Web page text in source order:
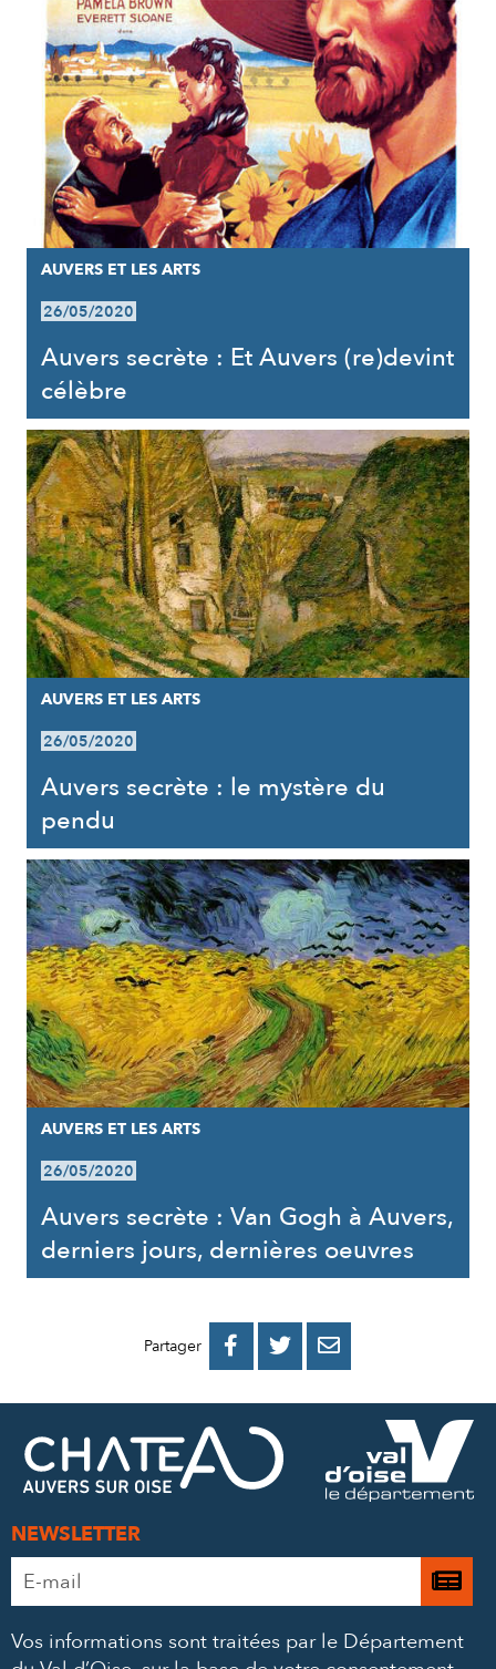
AUVERS ET LES ARTS
26/05/2020
Auvers secrète : Et Auvers (re)devint
célèbre
AUVERS ET LES ARTS
26/05/2020
Auvers secrète : le mystère du
pendu
AUVERS ET LES ARTS
26/05/2020
Auvers secrète : Van Gogh à Auvers,
derniers jours, dernières oeuvres
Partager 
PARTAGER
FACEBOOK
PARTAGER
PARTAGER
MAIL
NEWSLETTER
Adresse
e-
*
Je
à
Vos informations sont traitées par le Département